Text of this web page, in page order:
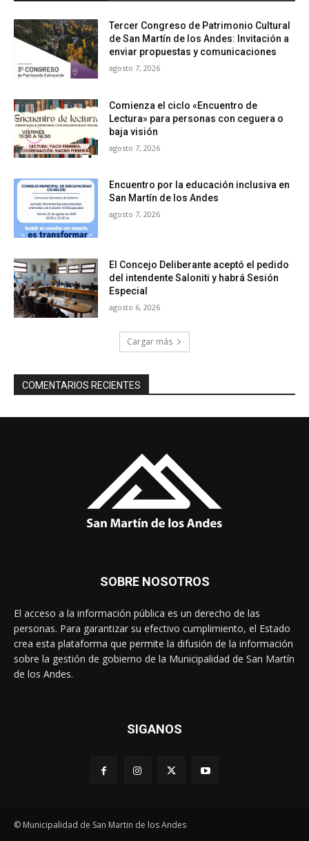
Tercer Congreso de Patrimonio Cultural
de San Martín de los Andes: Invitación a
enviar propuestas y comunicaciones
agosto 7, 2026
Comienza el ciclo «Encuentro de
Lectura» para personas con ceguera o
baja visión
agosto 7, 2026
Encuentro por la educación inclusiva en
San Martín de los Andes
agosto 7, 2026
El Concejo Deliberante aceptó el pedido
del intendente Saloniti y habrá Sesión
Especial
agosto 6, 2026
Cargar más
COMENTARIOS RECIENTES
SOBRE NOSOTROS
El acceso a la información pública es un derecho de las
personas. Para garantizar su efectivo cumplimiento, el Estado
crea esta plataforma que permite la difusión de la información
sobre la gestión de gobierno de la Municipalidad de San Martín
de los Andes.
SIGANOS
© Municipalidad de San Martin de los Andes